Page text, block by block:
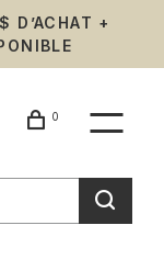
D’ACHAT +
0